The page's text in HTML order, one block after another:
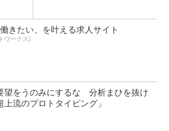
きたい、を叶える求人サイト
ワークス)
望をうのみにするな 分析まひを抜け
上流のプロトタイピング」